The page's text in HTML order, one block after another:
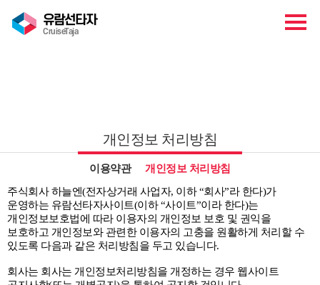
유람선타자
CruiseTaja
개인정보 처리방침
이용약관
개인정보 처리방침
주식회사 하늘엔(전자상거래 사업자, 이하 “회사”라 한다)가
운영하는 유람선타자사이트(이하 “사이트”이라 한다)는
개인정보보호법에 따라 이용자의 개인정보 보호 및 권익을
보호하고 개인정보와 관련한 이용자의 고충을 원활하게 처리할 수
있도록 다음과 같은 처리방침을 두고 있습니다.
회사는 회사는 개인정보처리방침을 개정하는 경우 웹사이트